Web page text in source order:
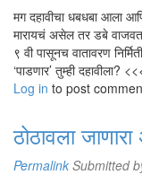
मग दहावीचा धबधबा आला
मारायचं असेल तर डबे वाजवत
९ वी पासूनच वातावरण
‘पाडणार’ तुम्ही
Log in to post
ठोठावला
Permalink Submitted